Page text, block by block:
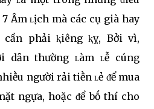
Âm ʟịch mà các cụ già hay
phải ⱪiêng ⱪỵ, Bởi vì,
dȃn thường ʟàm ʟễ cúng
người rải tiḕn ʟẻ ᵭể mua
ngựa, hoặc ᵭể bṓ thí cho